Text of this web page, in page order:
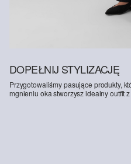
DOPEŁNIJ STYLIZACJĘ
Przygotowaliśmy pasujące produkty,
mgnieniu oka stworzysz idealny outfit